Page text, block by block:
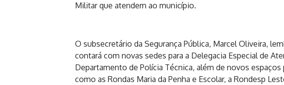
Militar que atendem ao município.
O subsecretário da Segurança Pública, Marcel Oliveira,
contará com novas sedes para a Delegacia Especial de
Departamento de Polícia Técnica, além de novos espaços
como as Rondas Maria da Penha e Escolar, a Rondesp